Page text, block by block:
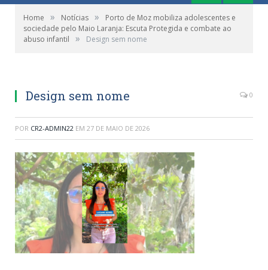
Home » Notícias »
Porto de Moz mobiliza adolescentes e
sociedade pelo Maio Laranja: Escuta Protegida e combate ao
abuso infantil
» Design sem nome
Design sem nome 0
POR CR2-ADMIN22 EM 27 DE MAIO DE 2026